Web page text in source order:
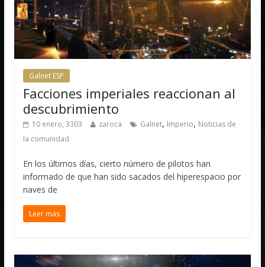
Galnet ESP
Facciones imperiales reaccionan al
descubrimiento
10 enero, 3303 zaroca Galnet, Imperio, Noticias de
la comunidad
En los últimos días, cierto número de pilotos han
informado de que han sido sacados del hiperespacio por
naves de
Leer más